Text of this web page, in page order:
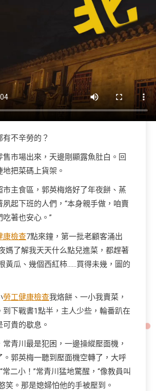
不辛勞的？
售市場出來，天邊剛顯露魚肚白。回
把菜碼上貨架。
市主食區，郭英梅烙好了年夜餅、蒸
夙起下班的人們，“本身親手做，咱賣
著也安心。”
康檢查7點來鐘，第一批老顧客涌出
媽了解我天天什么點兒進菜，都趕著
黃瓜、幾個西紅柿……買得未幾，圖的
勞工健康檢查我烙餅、一小我賣菜，
到下戰書1點半，主人少些，輪番趴在
貴的歇息。
常青川最是犯困，一邊操縱壓面機，
。郭英梅一聽到壓面機空轉了，大呼
二小！”常青川猛地驚醒，“像教員叫
笑。那是媳婦怕他的手被壓到。